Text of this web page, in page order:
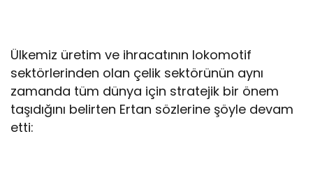
Ülkemiz üretim ve ihracatının lokomotif
sektörlerinden olan çelik sektörünün aynı
zamanda tüm dünya için stratejik bir önem
taşıdığını belirten Ertan sözlerine şöyle devam
etti: